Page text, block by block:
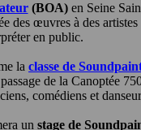
(BOA)en Seine
des œuvres à des
en public.
la classe de
de la Canoptée
comédiens et
un stage de